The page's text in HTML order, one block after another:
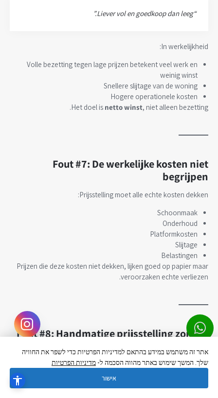
“Liever vol en goedkoop dan leeg.”
In werkelijkheid:
Volle bezetting tegen lage prijzen betekent veel werk en
weinig winst
Snellere slijtage van de woning
Hogere operationele kosten
Het doel is netto winst, niet alleen bezetting.
Fout #7: De werkelijke kosten niet
begrijpen
Prijsstelling moet alle echte kosten dekken:
Schoonmaak
Onderhoud
Platformkosten
Slijtage
Belastingen
Prijzen die deze kosten niet dekken, lijken goed op papier maar
veroorzaken echte verliezen.
Fout #8: Handmatige prijsstelling zonder
Prijsstelling “op gevoel”:
אתר זה משתמש במידע בהתאם למדיניות הפרטיות כדי לשפר את החוויה
שלך. המשך שימוש באתר מהווה הסכמה ל- מדיניות הפרטיות
אישור